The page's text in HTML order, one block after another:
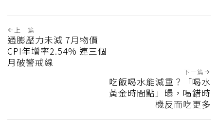
上一篇
通膨壓力未減 7月物價
CPI年增率2.54% 連三個
月破警戒線
下一篇
吃飯喝水能減重？「喝水
黃金時間點」曝，喝錯時
機反而吃更多